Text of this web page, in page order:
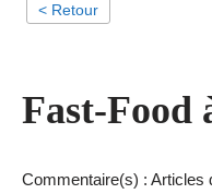
< Retour
Fast-Food
Commentaire(s) : Articles